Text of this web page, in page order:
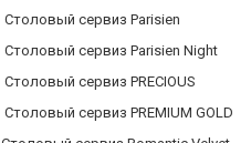
Столовый сервиз Parisien
Столовый сервиз Parisien Night
Столовый сервиз PRECIOUS
Столовый сервиз PREMIUM GOLD